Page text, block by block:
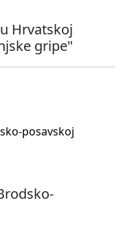
Hrvatskoj
gripe"